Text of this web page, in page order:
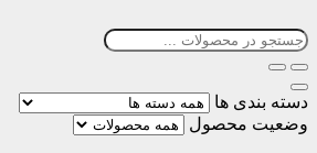
دسته بندی ها
وضعیت محصول